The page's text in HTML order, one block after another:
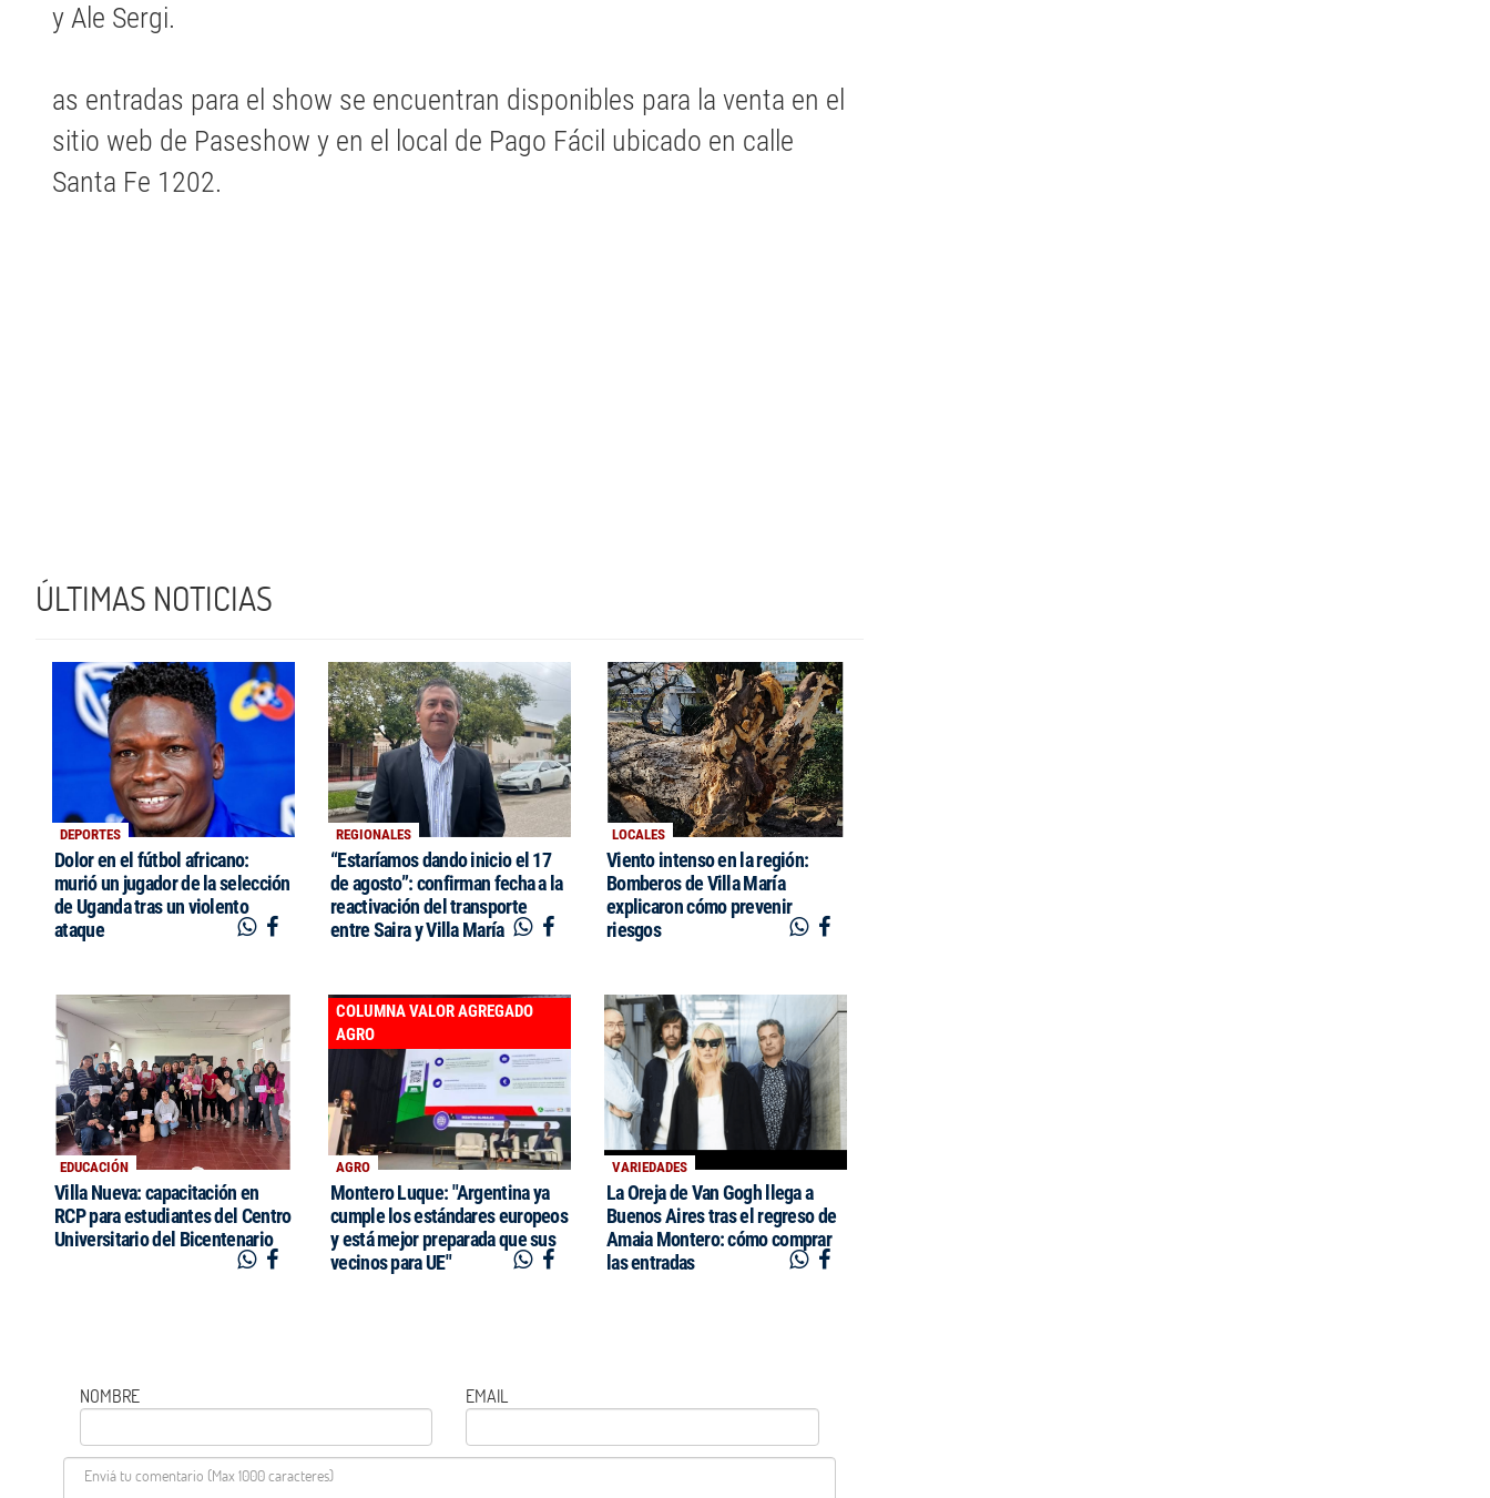
y Ale Sergi.
as entradas para el show se encuentran disponibles para la venta en el
sitio web de Paseshow y en el local de Pago Fácil ubicado en calle
Santa Fe 1202.
ÚLTIMAS NOTICIAS
DEPORTES
Dolor en el fútbol africano:
murió un jugador de la selección
de Uganda tras un violento
ataque
REGIONALES
“Estaríamos dando inicio el 17
de agosto”: confirman fecha a la
reactivación del transporte
entre Saira y Villa María
LOCALES
Viento intenso en la región:
Bomberos de Villa María
explicaron cómo prevenir
riesgos
EDUCACIÓN
Villa Nueva: capacitación en
RCP para estudiantes del Centro
Universitario del Bicentenario
AGRO
COLUMNA VALOR AGREGADO
AGRO
Montero Luque: "Argentina ya
cumple los estándares europeos
y está mejor preparada que sus
vecinos para UE"
VARIEDADES
La Oreja de Van Gogh llega a
Buenos Aires tras el regreso de
Amaia Montero: cómo comprar
las entradas
NOMBRE EMAIL